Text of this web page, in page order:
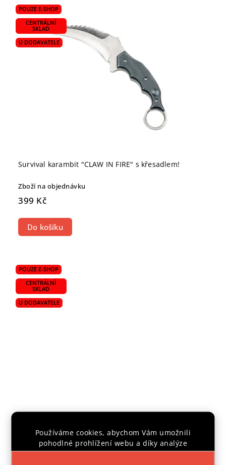
Používáme cookies, abychom Vám umožnili
pohodlné prohlížení webu a díky analýze
provozu webu neustále zlepšovali jeho funkce,
POUZE E-SHOP
CENTRÁLNÍ
SKLAD
U DODAVATELE
Survival karambit "CLAW IN FIRE" s křesadlem!
Zboží na objednávku
399 Kč
Do košíku
POUZE E-SHOP
CENTRÁLNÍ
SKLAD
U DODAVATELE
DAMASCUS" nerezový
Zboží na objednávku